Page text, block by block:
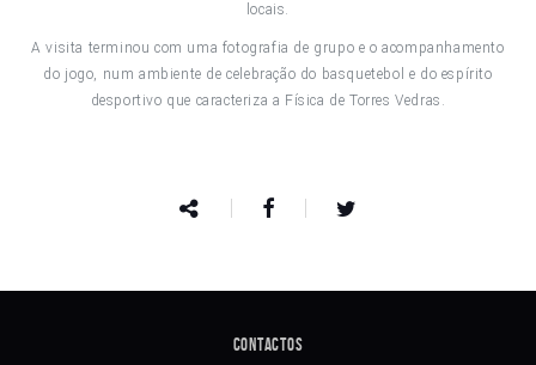
locais.
A visita terminou com uma fotografia de grupo e o acompanhamento
do jogo, num ambiente de celebração do basquetebol e do espírito
desportivo que caracteriza a Física de Torres Vedras.
Contactos